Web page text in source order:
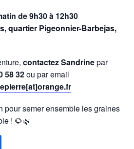
de 9h30 à 12h30
quartier Pigeonnier-Barbejas,
contactez Sandrinepar
58 32ou par email
pour semer ensemble les graines
! 🌻🌿